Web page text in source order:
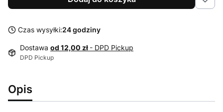
Czas wysyłki:24 godziny
Dostawa od 12,00 zł - DPD Pickup
DPD Pickup
Opis